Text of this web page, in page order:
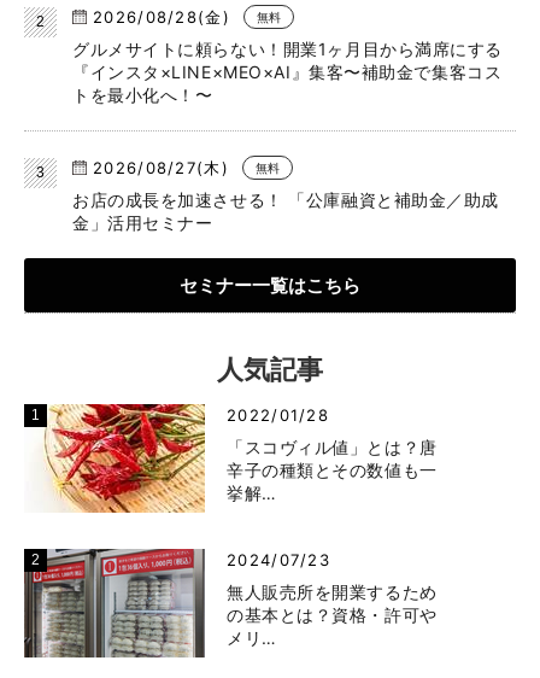
2026/08/28(金) 無料
グルメサイトに頼らない！開業1ヶ月目から満席にする
『インスタ×LINE×MEO×AI』集客〜補助金で集客コス
トを最小化へ！〜
2026/08/27(木) 無料
お店の成長を加速させる！ 「公庫融資と補助金／助成
金」活用セミナー
セミナー一覧はこちら
人気記事
2022/01/28
「スコヴィル値」とは？唐
辛子の種類とその数値も一
挙解…
2024/07/23
無人販売所を開業するため
の基本とは？資格・許可や
メリ…